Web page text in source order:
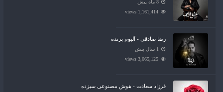
8 ماه پیش
1,161,414 views
رضا صادقی - آلبوم برنده
1 سال پیش
3,065,125 views
فرزاد سعادت - هوش مصنوعی سیزده